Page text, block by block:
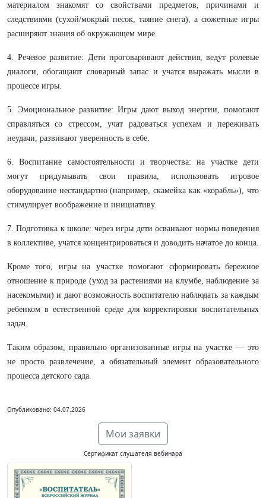
материалом знакомят со свойствами предметов, причинами и
следствиями (сухой/мокрый песок, таяние снега), а сюжетные игры
расширяют знания об окружающем мире.
4. Речевое развитие: Дети проговаривают действия, ведут ролевые
диалоги, обогащают словарный запас и учатся выражать мысли в
процессе игры.
5. Эмоциональное развитие: Игры дают выход энергии, помогают
справляться со стрессом, учат радоваться успехам и переживать
неудачи, развивают уверенность в себе.
6. Воспитание самостоятельности и творчества: на участке дети
могут придумывать свои правила, использовать игровое
оборудование нестандартно (например, скамейка как «корабль»), что
стимулирует воображение и инициативу.
7. Подготовка к школе: через игры дети осваивают нормы поведения
в коллективе, учатся концентрироваться и доводить начатое до конца.
Кроме того, игры на участке помогают сформировать бережное
отношение к природе (уход за растениями на клумбе, наблюдение за
насекомыми) и дают возможность воспитателю наблюдать за каждым
ребенком в естественной среде для корректировки воспитательных
задач.
Таким образом, правильно организованные игры на участке — это
не просто развлечение, а обязательный элемент образовательного
процесса детского сада.
Опубликовано: 04.07.2026
Мои заявки
Сертификат слушателя вебинара